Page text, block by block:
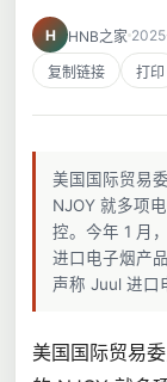
H HNB之家
复制链接 打印
美国国际贸易
NJOY 就多项
控。今年 1 月
进口电子烟产
声称 Juul 进口
美国国际贸易